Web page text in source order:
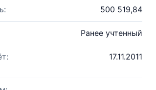
500 519,84
Ранее учтенный
17.11.2011